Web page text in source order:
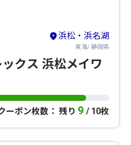
浜松・浜名湖
東海/ 静岡県
ックス 浜松メイワ
ーポン枚数： 残り 9 / 10枚